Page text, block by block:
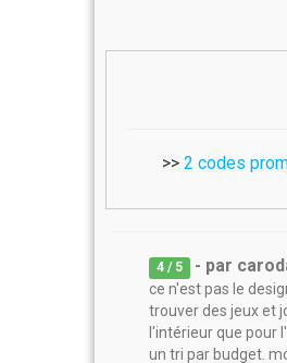
>>2 codes
4 / 5 - par
ce n'est pas le
trouver des jeux et
l'intérieur que pour
un tri par budget.